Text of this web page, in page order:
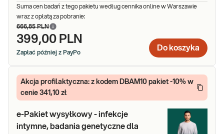
stacjonarny, lub za pośrednictwem wysyłki. Oferta uwzględnia
szerokozakresowe badanie identyfikujące aż 47 typów wirusa
brodawczaka ludzkiego oraz kompleksowe badanie mikrobiomu
pochwy.
Suma cen badań z tego pakietu według cennika online w Warszawie
wraz z opłatą za pobranie:
666,85 PLN
399,00 PLN
Zapłać później z PayPo
Do koszyka
Akcja profilaktyczna: z kodem DBAM10 pakiet -10% w
cenie 341,10 zł
e-Pakiet wysyłkowy - infekcje
intymne, badania genetyczne dla